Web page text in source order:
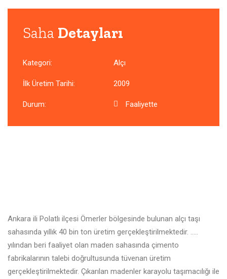
Saha Detayları
Kategori: Alçı
İlk Üretim Tarihi: 2009
Durum: Faaliyette
Ankara ili Polatlı ilçesi Ömerler bölgesinde bulunan alçı taşı
sahasında yıllık 40 bin ton üretim gerçekleştirilmektedir. …..
yılından beri faaliyet olan maden sahasında çimento
fabrikalarının talebi doğrultusunda tüvenan üretim
gerçekleştirilmektedir. Çıkarılan madenler karayolu taşımacılığı ile